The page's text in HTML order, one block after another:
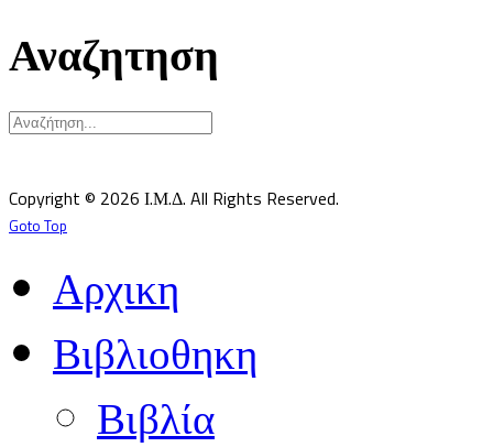
Αναζητηση
Copyright © 2026 Ι.Μ.Δ. All Rights Reserved.
Goto Top
Αρχικη
Βιβλιοθηκη
Βιβλία